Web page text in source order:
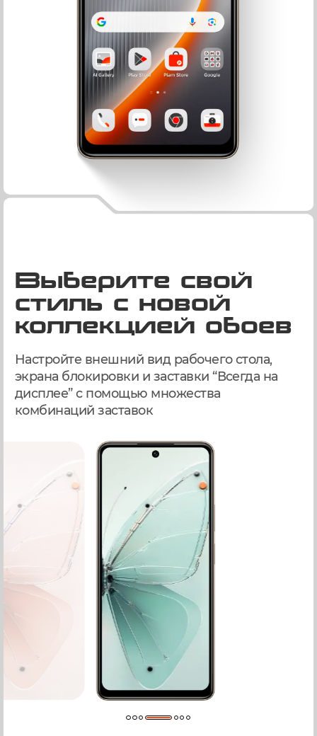
Выберите свой
стиль с новой
коллекцией обоев
Настройте внешний вид рабочего стола,
экрана блокировки и заставки “Всегда на
дисплее” с помощью множества
комбинаций заставок